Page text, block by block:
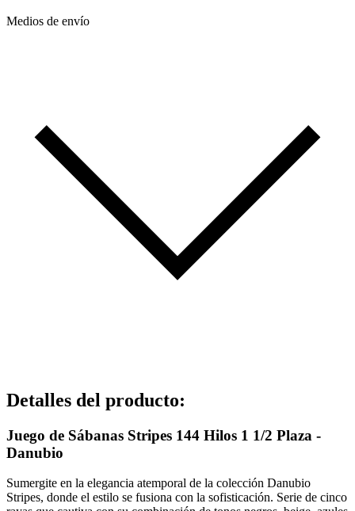
Medios de envío
Detalles del producto:
Juego de Sábanas Stripes 144 Hilos 1 1/2 Plaza -
Danubio
Sumergite en la elegancia atemporal de la colección Danubio
Stripes, donde el estilo se fusiona con la sofisticación. Serie de cinco